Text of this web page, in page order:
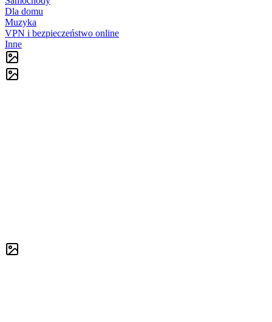
Dla domu
Muzyka
VPN i bezpieczeństwo online
Inne